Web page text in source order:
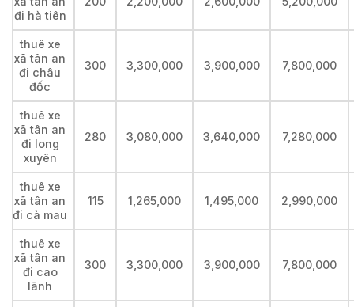
đi hà tiên
thuê xe
xã tân an
đi châu
đốc
300 3,300,000 3,900,000 7,800,000
thuê xe
xã tân an
đi long
xuyên
280 3,080,000 3,640,000 7,280,000
thuê xe
xã tân an
đi cà mau
115 1,265,000 1,495,000 2,990,000
thuê xe
xã tân an
đi cao
lãnh
300 3,300,000 3,900,000 7,800,000